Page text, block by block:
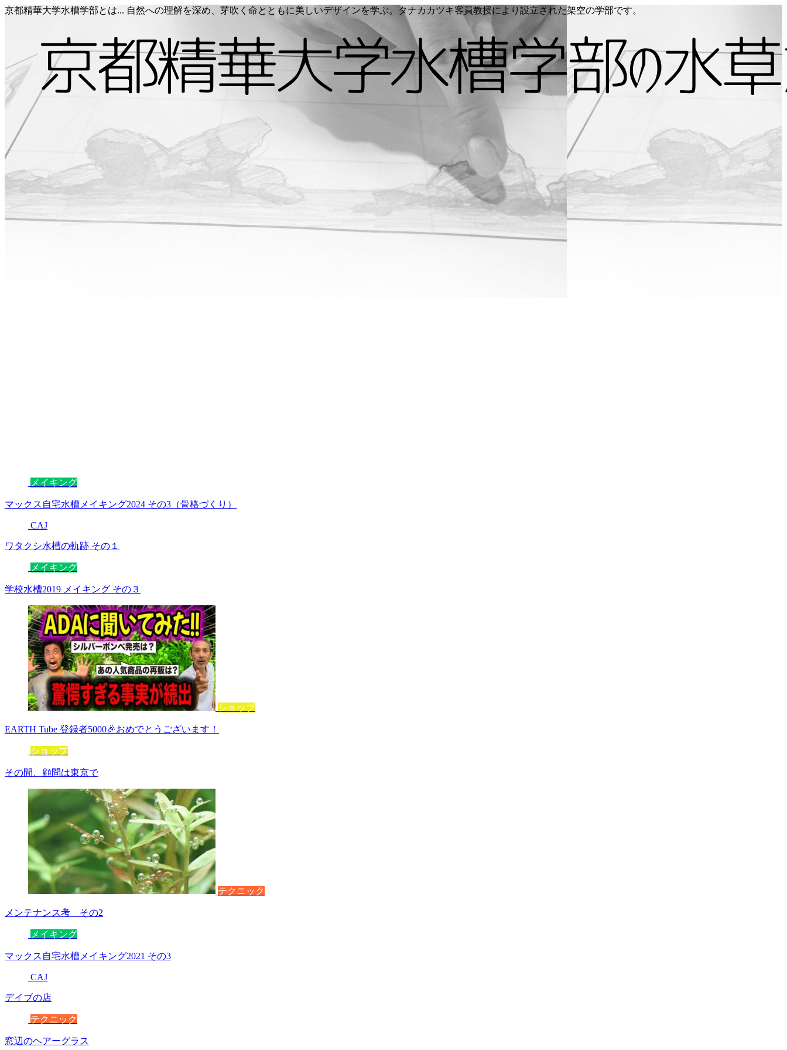
京都精華大学水槽学部とは... 自然への理解を深め、芽吹く命とともに美しいデザインを学ぶ。タナカカツキ客員教授により設立された架空の学部です。
メイキング
マックス自宅水槽メイキング2024 その3（骨格づくり）
CAJ
ワタクシ水槽の軌跡 その１
メイキング
学校水槽2019 メイキング その３
ショップ
EARTH Tube 登録者5000🎉おめでとうございます！
ショップ
その間、顧問は東京で
テクニック
メンテナンス考 その2
メイキング
マックス自宅水槽メイキング2021 その3
CAJ
デイブの店
テクニック
窓辺のヘアーグラス